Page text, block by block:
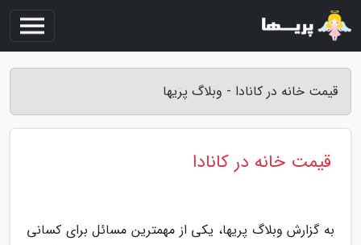
قیمت خانه در کانادا - وبلاگ پریها
قیمت خانه در کانادا
به گزارش وبلاگ پریها، یکی از مهمترین مسائل برای کسانی